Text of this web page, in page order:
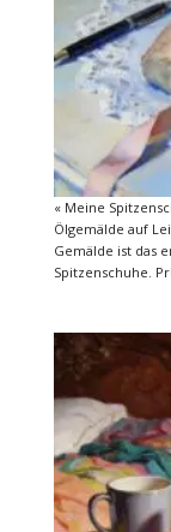
« Meine
Ölgemälde auf
Gemälde ist das
Spitzenschuhe.